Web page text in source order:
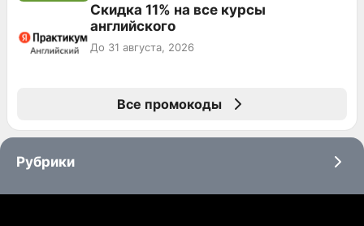
Скидка 11% на все курсы
английского
До 31 августа, 2026
Все промокоды
Рубрики